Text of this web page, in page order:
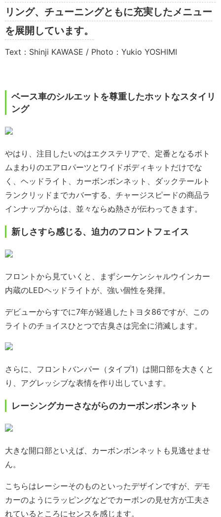
リング、チューニングともに充実したメニュー
を展開しています。
Text：Shinji KAWASE / Photo：Yukio YOSHIMI
ベース車のシルエットを尊重したホットなスタイリ
ング
やはり、注目したいのはエクステリアで、定番となるボト
ムまわりのエアロパーツとワイドボディキットだけでな
く、ヘッドライト、カーボンボンネット、ダックテールト
ランクリッドまでカバーする、チャージスピードの商品ラ
インナップからは、並々ならぬ熱さが伝わってきます。
新しさすら感じる、迫力のフロントフェイス
フロントから見ていくと、まずシーケンシャルウインカー
内蔵のLEDヘッドライトが、強い個性を発揮。
デビューからすでに7年が経過したトヨタ86ですが、この
ライトのチョイスひとつで古臭さは完全に消滅します。
さらに、フロントバンパー（タイプ1）は開口部を大きくと
り、アグレッシブな表情を作り出しています。
レーシングカーさながらのカーボンボンネット
大きな開口部といえば、カーボンボンネットも見逃せませ
ん。
こちらはレーシーそのものといったデザインですが、デモ
カーのようにラッピングなどでカーボンの見せ方が工夫さ
れているところにセンスを感じます。